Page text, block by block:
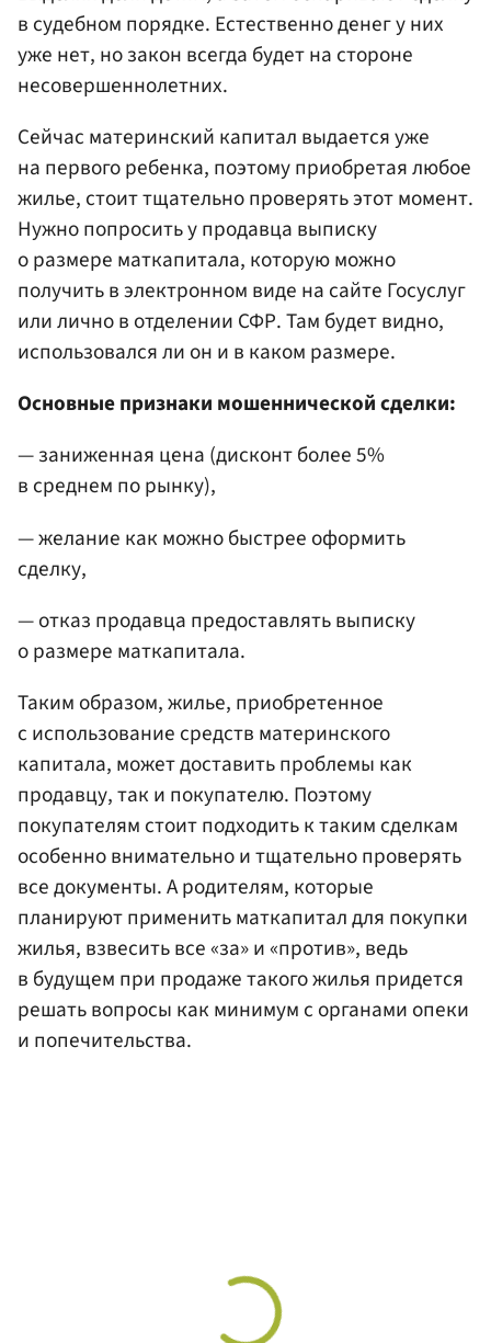
в судебном порядке. Естественно денег у них
уже нет, но закон всегда будет на стороне
несовершеннолетних.
Сейчас материнский капитал выдается уже
на первого ребенка, поэтому приобретая любое
жилье, стоит тщательно проверять этот момент.
Нужно попросить у продавца выписку
о размере маткапитала, которую можно
получить в электронном виде на сайте Госуслуг
или лично в отделении СФР. Там будет видно,
использовался ли он и в каком размере.
Основные признаки мошеннической сделки:
— заниженная цена (дисконт более 5%
в среднем по рынку),
— желание как можно быстрее оформить
сделку,
— отказ продавца предоставлять выписку
о размере маткапитала.
Таким образом, жилье, приобретенное
с использование средств материнского
капитала, может доставить проблемы как
продавцу, так и покупателю. Поэтому
покупателям стоит подходить к таким сделкам
особенно внимательно и тщательно проверять
все документы. А родителям, которые
планируют применить маткапитал для покупки
жилья, взвесить все «за» и «против», ведь
в будущем при продаже такого жилья придется
решать вопросы как минимум с органами опеки
и попечительства.